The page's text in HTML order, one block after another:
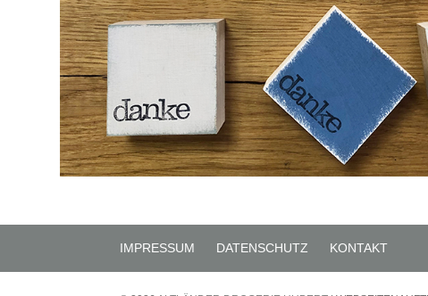
IMPRESSUM DATENSCHUTZ KONTAKT